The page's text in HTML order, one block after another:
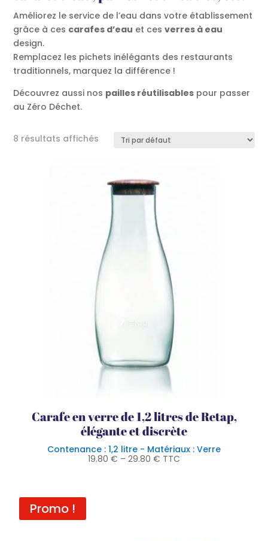
Améliorez le service de l’eau dans votre établissement
grâce à ces carafes d’eau et cesverres à eau
design.
Remplacez les pichets inélégants des restaurants
traditionnels, marquez la différence !
Découvrez aussi nos pailles réutilisables pour passer
au Zéro Déchet.
8 résultats affichés
Carafe en verre de 1,2 litres de Retap,
élégante et discrète
Contenance : 1,2 litre - Matériaux : Verre
19.80 € – 29.80 € TTC
Promo !